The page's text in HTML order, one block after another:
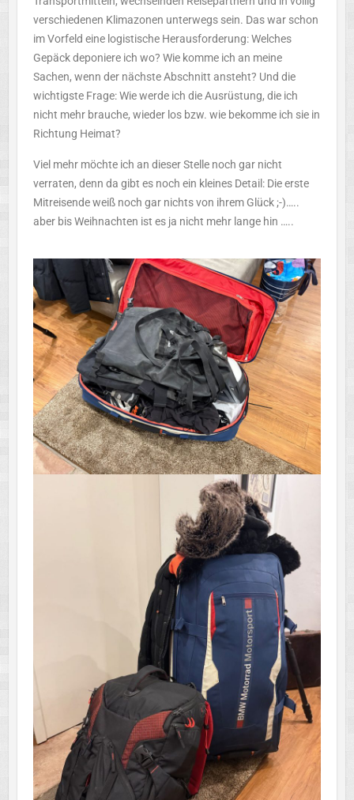
verschiedenen Klimazonen unterwegs sein. Das war schon
im Vorfeld eine logistische Herausforderung: Welches
Gepäck deponiere ich wo? Wie komme ich an meine
Sachen, wenn der nächste Abschnitt ansteht? Und die
wichtigste Frage: Wie werde ich die Ausrüstung, die ich
nicht mehr brauche, wieder los bzw. wie bekomme ich sie in
Richtung Heimat?
Viel mehr möchte ich an dieser Stelle noch gar nicht
verraten, denn da gibt es noch ein kleines Detail: Die erste
Mitreisende weiß noch gar nichts von ihrem Glück ;-)…..
aber bis Weihnachten ist es ja nicht mehr lange hin …..